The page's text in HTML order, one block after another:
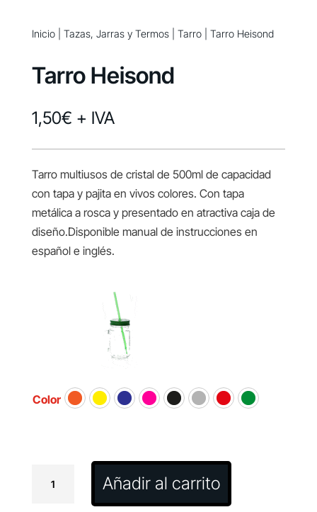
Inicio| Tazas, Jarras y Termos| Tarro| Tarro Heisond
Tarro Heisond
1,50€ + IVA
Tarro multiusos de cristal de 500ml de capacidad
con tapa y pajita en vivos colores. Con tapa
metálica a rosca y presentado en atractiva caja de
diseño.Disponible manual de instrucciones en
español e inglés.
Color
Heisond
Añadir al carrito